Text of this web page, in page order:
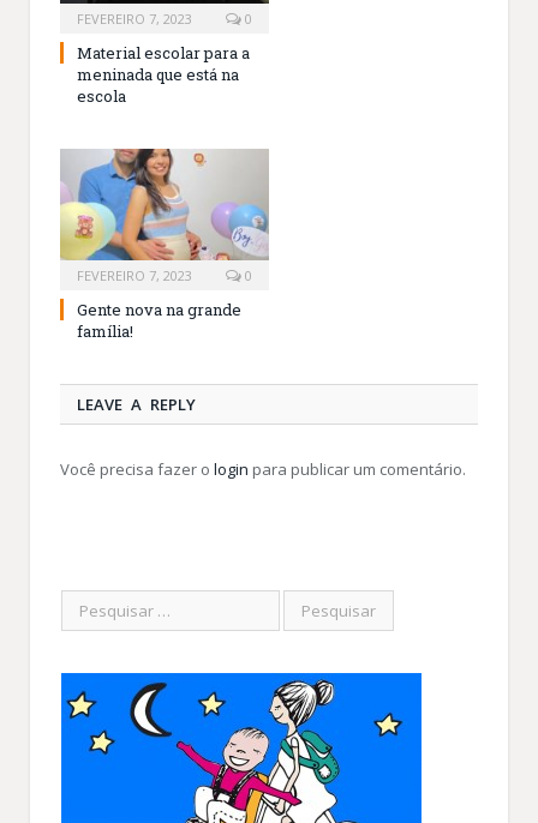
FEVEREIRO 7, 2023 0
Material escolar para a
meninada que está na
escola
FEVEREIRO 7, 2023 0
Gente nova na grande
família!
LEAVE A REPLY
Você precisa fazer o login para publicar um comentário.